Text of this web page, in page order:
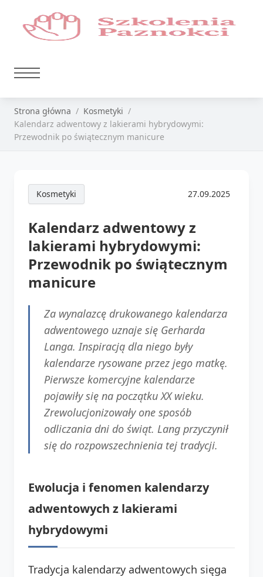
Strona główna
Kosmetyki
Kalendarz adwentowy z lakierami hybrydowymi:
Przewodnik po świątecznym manicure
Kosmetyki 27.09.2025
Kalendarz adwentowy z
lakierami hybrydowymi:
Przewodnik po świątecznym
manicure
Za wynalazcę drukowanego kalendarza
adwentowego uznaje się Gerharda
Langa. Inspiracją dla niego były
kalendarze rysowane przez jego matkę.
Pierwsze komercyjne kalendarze
pojawiły się na początku XX wieku.
Zrewolucjonizowały one sposób
odliczania dni do świąt. Lang przyczynił
się do rozpowszechnienia tej tradycji.
Ewolucja i fenomen kalendarzy
adwentowych z lakierami
hybrydowymi
Tradycja kalendarzy adwentowych sięga